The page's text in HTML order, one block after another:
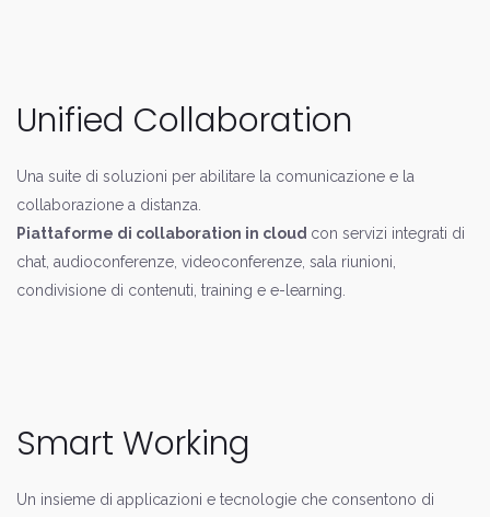
Unified Collaboration
Una suite di soluzioni per abilitare la comunicazione e la
collaborazione a distanza.
Piattaforme di collaboration in cloud con servizi integrati di
chat, audioconferenze, videoconferenze, sala riunioni,
condivisione di contenuti, training e e-learning.
Smart Working
Un insieme di applicazioni e tecnologie che consentono di